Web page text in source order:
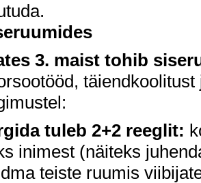
3. maist tohib
tuleb 2+2 reeglit:
inimest (näiteks
teiste ruumis